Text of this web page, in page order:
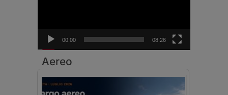
00:00 08:26
Aereo